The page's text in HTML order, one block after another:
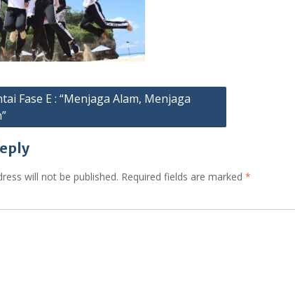
Fase E : “Menjaga Alam, Menjaga
will not be published. Required fields are marked *